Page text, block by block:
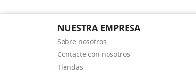
NUESTRA EMPRESA
Sobre nosotros
Contacte con nosotros
Tiendas